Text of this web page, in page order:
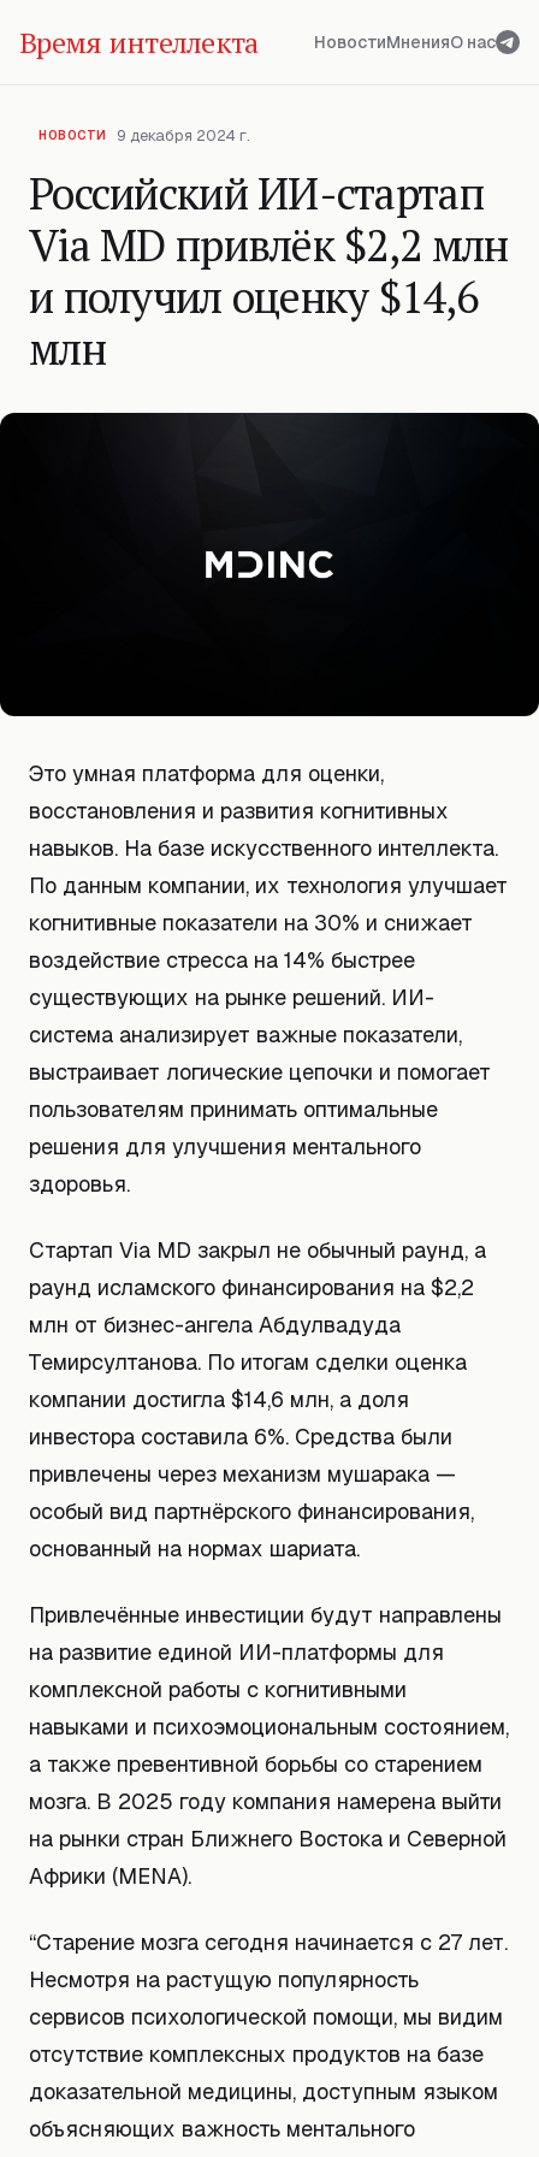
Время интеллекта НовостиМненияО нас
НОВОСТИ 9 декабря 2024 г.
Российский ИИ-стартап
Via MD привлёк $2,2 млн
и получил оценку $14,6
млн
Это умная платформа для оценки,
восстановления и развития когнитивных
навыков. На базе искусственного интеллекта.
По данным компании, их технология улучшает
когнитивные показатели на 30% и снижает
воздействие стресса на 14% быстрее
существующих на рынке решений. ИИ-
система анализирует важные показатели,
выстраивает логические цепочки и помогает
пользователям принимать оптимальные
решения для улучшения ментального
здоровья.
Стартап Via MD закрыл не обычный раунд, а
раунд исламского финансирования на $2,2
млн от бизнес-ангела Абдулвадуда
Темирсултанова. По итогам сделки оценка
компании достигла $14,6 млн, а доля
инвестора составила 6%. Средства были
привлечены через механизм мушарака —
особый вид партнёрского финансирования,
основанный на нормах шариата.
Привлечённые инвестиции будут направлены
на развитие единой ИИ-платформы для
комплексной работы с когнитивными
навыками и психоэмоциональным состоянием,
а также превентивной борьбы со старением
мозга. В 2025 году компания намерена выйти
на рынки стран Ближнего Востока и Северной
Африки (MENA).
“Старение мозга сегодня начинается с 27 лет.
Несмотря на растущую популярность
сервисов психологической помощи, мы видим
отсутствие комплексных продуктов на базе
доказательной медицины, доступным языком
объясняющих важность ментального